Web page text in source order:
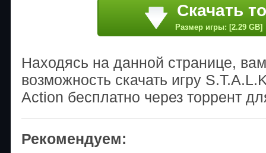
Скачать
Размер игры: [2.29 GB]
Находясь на данной странице,
возможность скачать игру
Action бесплатно через торрент
Рекомендуем: